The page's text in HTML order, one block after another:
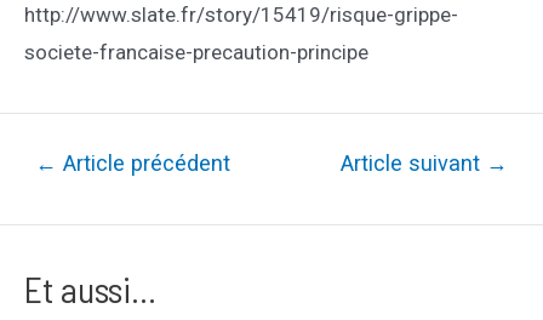
http://www.slate.fr/story/15419/risque-grippe-
societe-francaise-precaution-principe
Navigation
← Article précédent Article suivant →
Et aussi...